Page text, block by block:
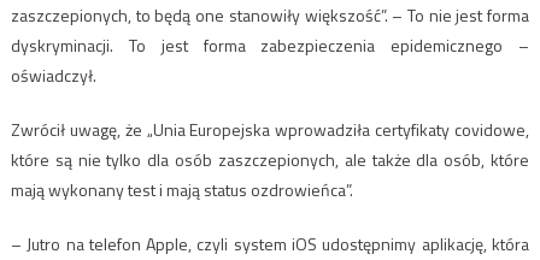
zaszczepionych, to będą one stanowiły większość”. – To nie jest forma
dyskryminacji. To jest forma zabezpieczenia epidemicznego –
oświadczył.
Zwrócił uwagę, że „Unia Europejska wprowadziła certyfikaty covidowe,
które są nie tylko dla osób zaszczepionych, ale także dla osób, które
mają wykonany test i mają status ozdrowieńca”.
– Jutro na telefon Apple, czyli system iOS udostępnimy aplikację, która